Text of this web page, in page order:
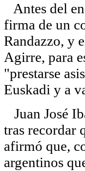
Antes del
firma de un
Randazzo, y
Agirre, para
"prestarse
Euskadi y a
Juan José
tras recordar
afirmó que,
argentinos